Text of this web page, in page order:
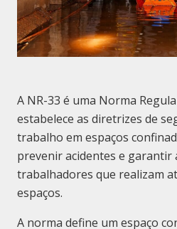
A NR-33 é uma Norma
estabelece as diretrizes de
trabalho em espaços
prevenir acidentes e garantir
trabalhadores que realizam
espaços.
A norma define um espaço